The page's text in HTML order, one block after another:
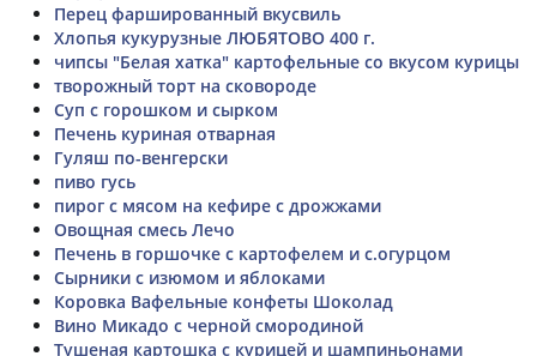
Перец фаршированный вкусвиль
Хлопья кукурузные ЛЮБЯТОВО 400 г.
чипсы "Белая хатка" картофельные со вкусом курицы
творожный торт на сковороде
Суп с горошком и сырком
Печень куриная отварная
Гуляш по-венгерски
пиво гусь
пирог с мясом на кефире с дрожжами
Овощная смесь Лечо
Печень в горшочке с картофелем и с.огурцом
Сырники с изюмом и яблоками
Коровка Вафельные конфеты Шоколад
Вино Микадо с черной смородиной
Тушеная картошка с курицей и шампиньонами